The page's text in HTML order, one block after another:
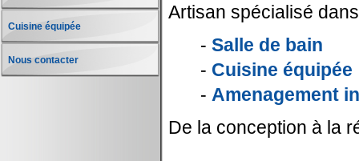
Cuisine équipée
Nous contacter
Artisan spécialisé
- Salle de bain
- Cuisine équipée
- Amenagement
De la conception à la